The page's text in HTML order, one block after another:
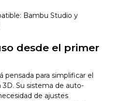
Bambu Studio y
desde el primer
pensada para simplificar el
Su sistema de auto-
de ajustes